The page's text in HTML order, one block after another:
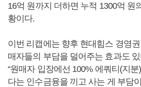
16억 원까지 더하면 누적 1300억 원
황이다.
이번 리캡에는 향후 현대힘스 경영
매자들의 부담을 덜어주는 효과도
“원매자 입장에선 100% 에쿼티(지
다는 인수금융을 끼고 사는 게 부담